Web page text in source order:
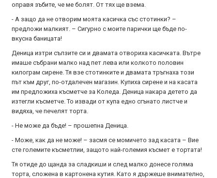
оправя зъбите, че ме болят. От тях ще взема.
- А защо да не отворим моята касичка със стотинки? –
предложи малкият. – Сигурно с моите парички ще бъде по-
вкусна баницата!
Деница изтри сълзите си и двамата отвориха касичката. Вътре
имаше събрани малко над пет лева или колкото половин
килограм сирене. Тя взе стотинките и двамата тръгнаха този
път към друг, по-отдалечен магазин. Купиха сирене и на касата
им предложиха късметче за Коледа. Деница накара детето да
изтегли късметче. То извади от купа едно сгънато листче и
видяха, че печелят торта.
- Не може да бъде! – прошепна Деница.
- Може, как да не може! – засмя се момичето зад касата – Вие
сте големите късметлии, защото най-големия късмет е тортата!
Тя отиде до щанда за сладкиши и след малко донесе голяма
торта, сложена в картонена кутия. Като я държеше внимателно,